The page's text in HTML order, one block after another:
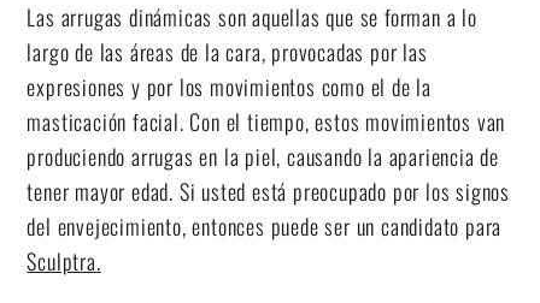
Las arrugas dinámicas son aquellas que se forman a lo
largo de las áreas de la cara, provocadas por las
expresiones y por los movimientos como el de la
masticación facial. Con el tiempo, estos movimientos van
produciendo arrugas en la piel, causando la apariencia de
tener mayor edad. Si usted está preocupado por los signos
del envejecimiento, entonces puede ser un candidato para
Sculptra.